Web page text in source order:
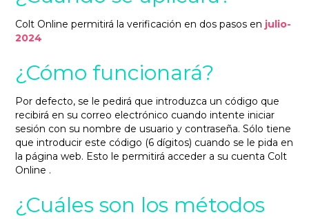
Colt Online permitirá la verificación en dos pasos en julio-
2024
¿Cómo funcionará?
Por defecto, se le pedirá que introduzca un código que
recibirá en su correo electrónico cuando intente iniciar
sesión con su nombre de usuario y contraseña. Sólo tiene
que introducir este código (6 dígitos) cuando se le pida en
la página web. Esto le permitirá acceder a su cuenta Colt
Online .
¿Cuáles son los métodos